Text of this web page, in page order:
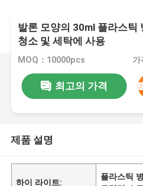
발론 모양의 30ml 플라스틱
청소 및 세탁에 사용
MOQ：10000pcs 가
최고의 가격
제품 설명
하이 라이트:
플라스틱